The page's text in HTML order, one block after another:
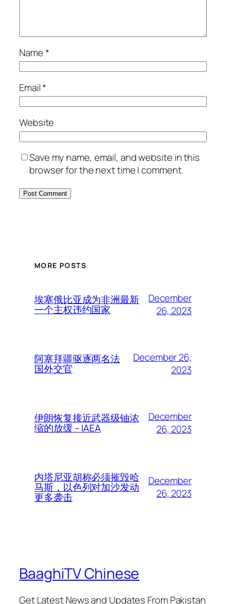
Name*
Email*
Website
Save my name, email, and website in this
browser for the next time I comment.
MORE POSTS
埃塞俄比亚成为非洲最新
一个主权违约国家
December
26, 2023
阿塞拜疆驱逐两名法
国外交官
December 26,
2023
伊朗恢复接近武器级铀浓
缩的放缓 – IAEA
December
26, 2023
内塔尼亚胡称必须摧毁哈
马斯，以色列对加沙发动
更多袭击
December
26, 2023
BaaghiTV Chinese
Get Latest News and Updates From Pakistan